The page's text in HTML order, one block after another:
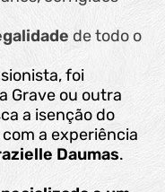
de todo o
foi
Grave ou outra
a isenção do
a experiência
Daumas.